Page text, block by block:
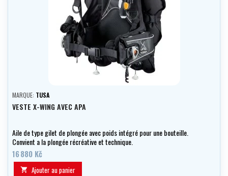
MARQUE: TUSA
VESTE X-WING AVEC APA
Aile de type gilet de plongée avec poids intégré pour une bouteille.
Convient a la plongée récréative et technique.
16 880 Kč
 Ajouter au panier